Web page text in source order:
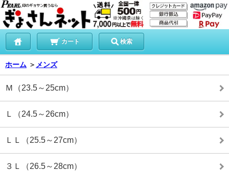
カート 検索
ホーム ＞ メンズ
Ｍ（23.5～25cm）
Ｌ（24.5～26cm）
ＬＬ（25.5～27cm）
３Ｌ（26.5～28cm）